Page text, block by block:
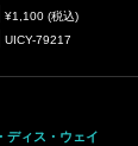
¥1,100 (税込)
UICY-79217
ディス・ウェイ